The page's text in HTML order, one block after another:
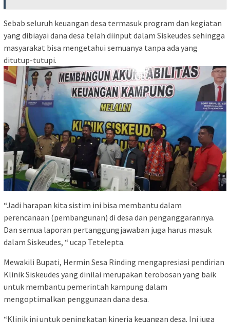
Sebab seluruh keuangan desa termasuk program dan kegiatan
yang dibiayai dana desa telah diinput dalam Siskeudes sehingga
masyarakat bisa mengetahui semuanya tanpa ada yang
ditutup-tutupi.
“Jadi harapan kita sistim ini bisa membantu dalam
perencanaan (pembangunan) di desa dan penganggarannya.
Dan semua laporan pertanggungjawaban juga harus masuk
dalam Siskeudes, “ ucap Tetelepta.
Mewakili Bupati, Hermin Sesa Rinding mengapresiasi pendirian
Klinik Siskeudes yang dinilai merupakan terobosan yang baik
untuk membantu pemerintah kampung dalam
mengoptimalkan penggunaan dana desa.
“Klinik ini untuk peningkatan kinerja keuangan desa. Ini juga